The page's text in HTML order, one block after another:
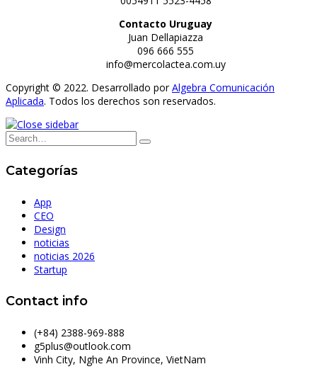
Contacto Uruguay
Juan Dellapiazza
096 666 555
info@mercolactea.com.uy
Copyright © 2022. Desarrollado porAlgebra Comunicación
Aplicada. Todos los derechos son reservados.
Categorías
App
CEO
Design
noticias
noticias 2026
Startup
Contact info
(+84) 2388-969-888
g5plus@outlook.com
Vinh City, Nghe An Province, VietNam